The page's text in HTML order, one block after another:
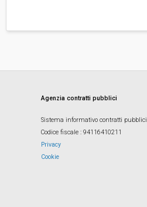
Agenzia contratti pubblici
Sistema informativo contratti pubblici
Codice fiscale : 94116410211
Privacy
Cookie